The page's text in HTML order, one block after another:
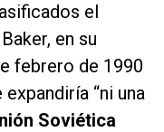
el
en su
febrero de 1990
“ni una
Soviética